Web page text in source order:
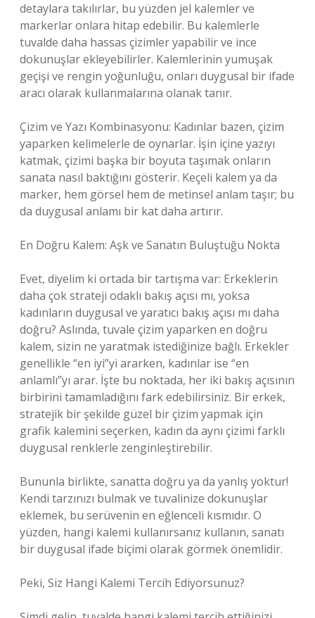
detaylara takılırlar, bu yüzden jel kalemler ve
markerlar onlara hitap edebilir. Bu kalemlerle
tuvalde daha hassas çizimler yapabilir ve ince
dokunuşlar ekleyebilirler. Kalemlerinin yumuşak
geçişi ve rengin yoğunluğu, onları duygusal bir ifade
aracı olarak kullanmalarına olanak tanır.
Çizim ve Yazı Kombinasyonu: Kadınlar bazen, çizim
yaparken kelimelerle de oynarlar. İşin içine yazıyı
katmak, çizimi başka bir boyuta taşımak onların
sanata nasıl baktığını gösterir. Keçeli kalem ya da
marker, hem görsel hem de metinsel anlam taşır; bu
da duygusal anlamı bir kat daha artırır.
En Doğru Kalem: Aşk ve Sanatın Buluştuğu Nokta
Evet, diyelim ki ortada bir tartışma var: Erkeklerin
daha çok strateji odaklı bakış açısı mı, yoksa
kadınların duygusal ve yaratıcı bakış açısı mı daha
doğru? Aslında, tuvale çizim yaparken en doğru
kalem, sizin ne yaratmak istediğinize bağlı. Erkekler
genellikle “en iyi”yi ararken, kadınlar ise “en
anlamlı”yı arar. İşte bu noktada, her iki bakış açısının
birbirini tamamladığını fark edebilirsiniz. Bir erkek,
stratejik bir şekilde güzel bir çizim yapmak için
grafik kalemini seçerken, kadın da aynı çizimi farklı
duygusal renklerle zenginleştirebilir.
Bununla birlikte, sanatta doğru ya da yanlış yoktur!
Kendi tarzınızı bulmak ve tuvalinize dokunuşlar
eklemek, bu serüvenin en eğlenceli kısmıdır. O
yüzden, hangi kalemi kullanırsanız kullanın, sanatı
bir duygusal ifade biçimi olarak görmek önemlidir.
Peki, Siz Hangi Kalemi Tercih Ediyorsunuz?